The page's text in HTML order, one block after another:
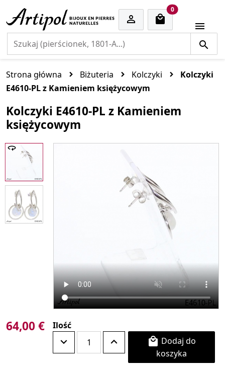

0cart items

Strona główna Biżuteria Kolczyki
Kolczyki
E4610-PL z Kamieniem księżycowym
Kolczyki E4610-PL z Kamieniem
księżycowym
64,00 € Ilość

koszyka